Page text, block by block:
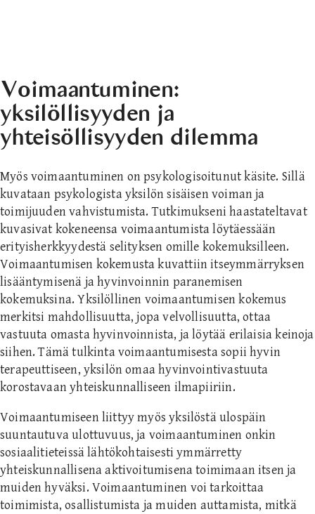
Voimaantuminen:
yksilöllisyyden ja
yhteisöllisyyden dilemma
Myös voimaantuminen on psykologisoitunut käsite. Sillä
kuvataan psykologista yksilön sisäisen voiman ja
toimijuuden vahvistumista. Tutkimukseni haastateltavat
kuvasivat kokeneensa voimaantumista löytäessään
erityisherkkyydestä selityksen omille kokemuksilleen.
Voimaantumisen kokemusta kuvattiin itseymmärryksen
lisääntymisenä ja hyvinvoinnin paranemisen
kokemuksina. Yksilöllinen voimaantumisen kokemus
merkitsi mahdollisuutta, jopa velvollisuutta, ottaa
vastuuta omasta hyvinvoinnista, ja löytää erilaisia keinoja
siihen. Tämä tulkinta voimaantumisesta sopii hyvin
terapeuttiseen, yksilön omaa hyvinvointivastuuta
korostavaan yhteiskunnalliseen ilmapiiriin.
Voimaantumiseen liittyy myös yksilöstä ulospäin
suuntautuva ulottuvuus, ja voimaantuminen onkin
sosiaalitieteissä lähtökohtaisesti ymmärretty
yhteiskunnallisena aktivoitumisena toimimaan itsen ja
muiden hyväksi. Voimaantuminen voi tarkoittaa
toimimista, osallistumista ja muiden auttamista, mitkä